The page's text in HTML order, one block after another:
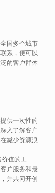
国多个城市
系，便可以
的客户群体
供一次性的
入了解客户
减少资源浪
值的工
户服务和最
并共同开创